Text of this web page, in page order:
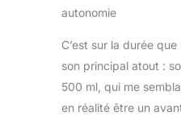
autonomie
C’est sur la durée
son principal atout :
500 ml, qui me
en réalité être un